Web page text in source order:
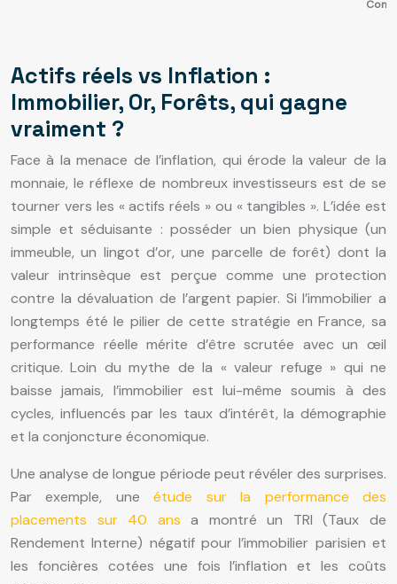
Actifs réels vs Inflation :
Immobilier, Or, Forêts, qui gagne
vraiment ?
Face à la menace de l’inflation, qui érode la valeur de la
monnaie, le réflexe de nombreux investisseurs est de se
tourner vers les « actifs réels » ou « tangibles ». L’idée est
simple et séduisante : posséder un bien physique (un
immeuble, un lingot d’or, une parcelle de forêt) dont la
valeur intrinsèque est perçue comme une protection
contre la dévaluation de l’argent papier. Si l’immobilier a
longtemps été le pilier de cette stratégie en France, sa
performance réelle mérite d’être scrutée avec un œil
critique. Loin du mythe de la « valeur refuge » qui ne
baisse jamais, l’immobilier est lui-même soumis à des
cycles, influencés par les taux d’intérêt, la démographie
et la conjoncture économique.
Une analyse de longue période peut révéler des surprises.
Par exemple, uneétude sur la performance des
placements sur 40 ans a montré un TRI (Taux de
Rendement Interne) négatif pour l’immobilier parisien et
les foncières cotées une fois l’inflation et les coûts